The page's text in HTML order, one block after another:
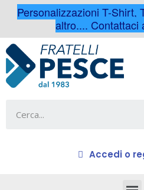
Personalizzazioni T-Shirt,
altro.... Contattaci
Accedi o